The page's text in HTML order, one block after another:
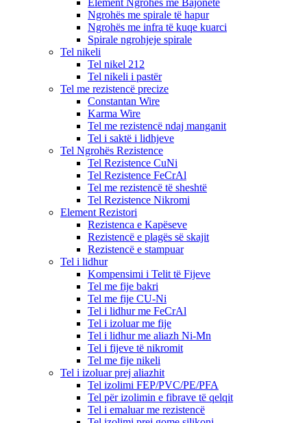
Element Ngrohës me Bajonetë
Ngrohës me spirale të hapur
Ngrohës me infra të kuqe kuarci
Spirale ngrohjeje spirale
Tel nikeli
Tel nikel 212
Tel nikeli i pastër
Tel me rezistencë precize
Constantan Wire
Karma Wire
Tel me rezistencë ndaj manganit
Tel i saktë i lidhjeve
Tel Ngrohës Rezistence
Tel Rezistence CuNi
Tel Rezistence FeCrAl
Tel me rezistencë të sheshtë
Tel Rezistence Nikromi
Element Rezistori
Rezistenca e Kapëseve
Rezistencë e plagës së skajit
Rezistencë e stampuar
Tel i lidhur
Kompensimi i Telit të Fijeve
Tel me fije bakri
Tel me fije CU-Ni
Tel i lidhur me FeCrAl
Tel i izoluar me fije
Tel i lidhur me aliazh Ni-Mn
Tel i fijeve të nikromit
Tel me fije nikeli
Tel i izoluar prej aliazhit
Tel izolimi FEP/PVC/PE/PFA
Tel për izolimin e fibrave të qelqit
Tel i emaluar me rezistencë